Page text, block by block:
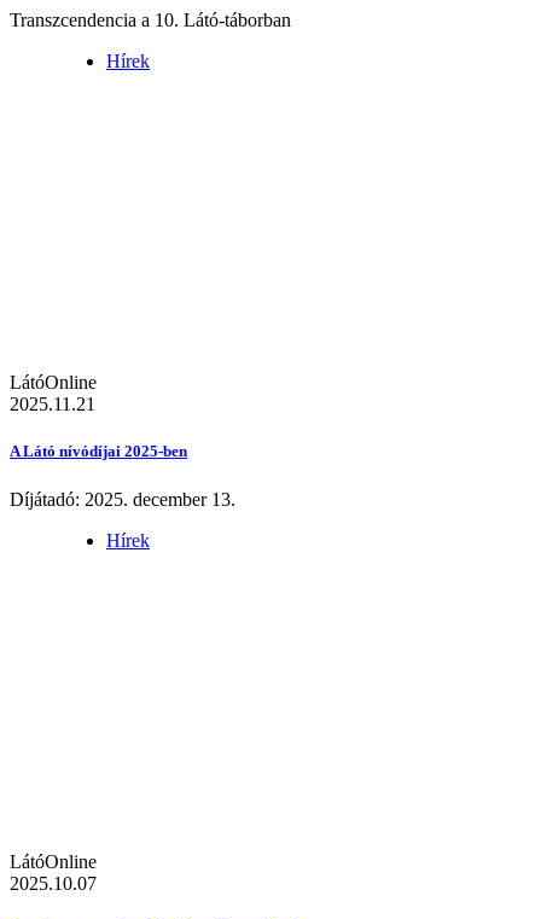
Transzcendencia a 10. Látó-táborban
Hírek
LátóOnline
2025.11.21
A Látó nívódíjai 2025-ben
Díjátadó: 2025. december 13.
Hírek
LátóOnline
2025.10.07